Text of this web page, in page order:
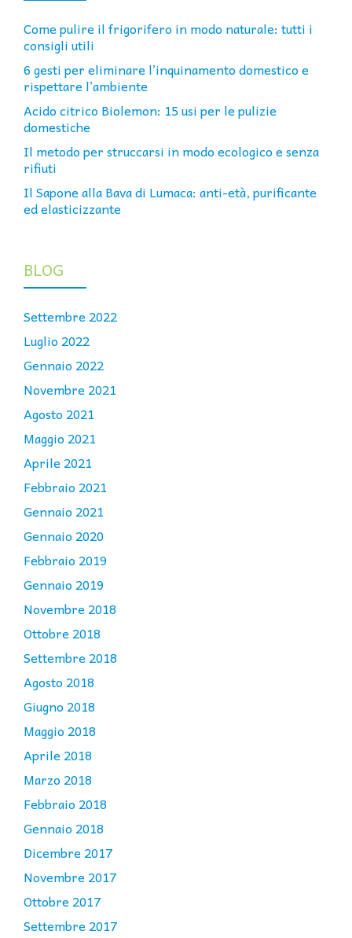
Come pulire il frigorifero in modo naturale: tutti i
consigli utili
6 gesti per eliminare l’inquinamento domestico e
rispettare l’ambiente
Acido citrico Biolemon: 15 usi per le pulizie
domestiche
Il metodo per struccarsi in modo ecologico e senza
rifiuti
Il Sapone alla Bava di Lumaca: anti-età, purificante
ed elasticizzante
BLOG
Settembre 2022
Luglio 2022
Gennaio 2022
Novembre 2021
Agosto 2021
Maggio 2021
Aprile 2021
Febbraio 2021
Gennaio 2021
Gennaio 2020
Febbraio 2019
Gennaio 2019
Novembre 2018
Ottobre 2018
Settembre 2018
Agosto 2018
Giugno 2018
Maggio 2018
Aprile 2018
Marzo 2018
Febbraio 2018
Gennaio 2018
Dicembre 2017
Novembre 2017
Ottobre 2017
Settembre 2017